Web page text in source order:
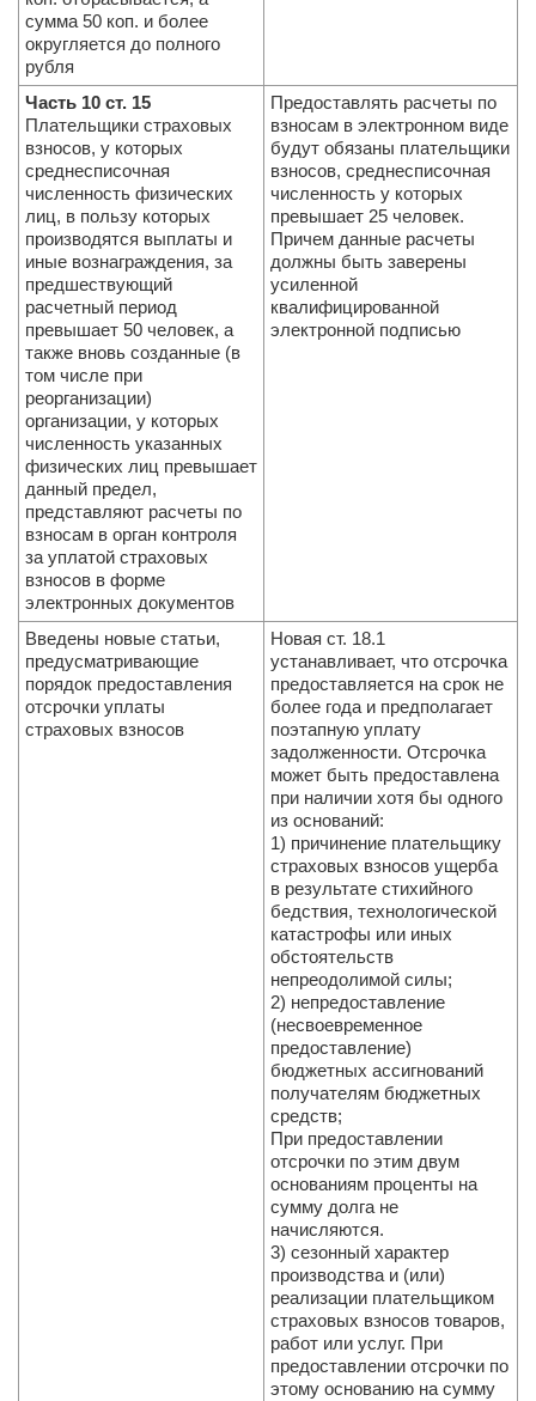
сумма 50 коп. и более
округляется до полного
рубля
Часть 10 ст. 15
Плательщики страховых
взносов, у которых
среднесписочная
численность физических
лиц, в пользу которых
производятся выплаты и
иные вознаграждения, за
предшествующий
расчетный период
превышает 50 человек, а
также вновь созданные (в
том числе при
реорганизации)
организации, у которых
численность указанных
физических лиц превышает
данный предел,
представляют расчеты по
взносам в орган контроля
за уплатой страховых
взносов в форме
электронных документов
Предоставлять расчеты по
взносам в электронном виде
будут обязаны плательщики
взносов, среднесписочная
численность у которых
превышает 25 человек.
Причем данные расчеты
должны быть заверены
усиленной
квалифицированной
электронной подписью
Введены новые статьи,
предусмат­ривающие
порядок предоставления
отсрочки уплаты
страховых взносов
Новая ст. 18.1
устанавливает, что отсрочка
предоставляется на срок не
более года и предполагает
поэтапную уплату
задолженности. Отсрочка
может быть предоставлена
при наличии хотя бы одного
из оснований:
1) причинение плательщику
страховых взносов ущерба
в результате стихийного
бедствия, технологической
катастрофы или иных
обстоятельств
непреодолимой силы;
2) непредоставление
(несвоевременное
предоставление)
бюджетных ассигнований
получателям бюджетных
средств;
При предоставлении
отсрочки по этим двум
основаниям проценты на
сумму долга не
начисляются.
3) сезонный характер
производства и (или)
реализации плательщиком
страховых взносов товаров,
работ или услуг. При
предоставлении отсрочки по
этому основанию на сумму